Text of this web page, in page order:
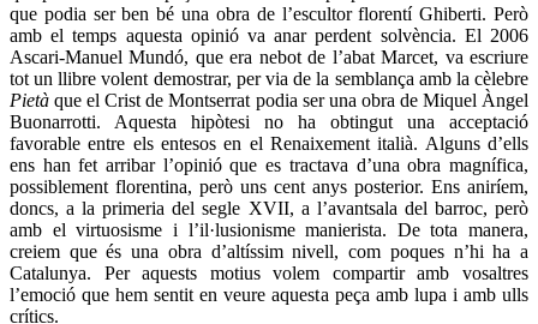
que podia ser ben bé una obra de l’escultor florentí Ghiberti. Però
amb el temps aquesta opinió va anar perdent solvència. El 2006
Ascari-Manuel Mundó, que era nebot de l’abat Marcet, va escriure
tot un llibre volent demostrar, per via de la semblança amb la cèlebre
Pietà que el Crist de Montserrat podia ser una obra de Miquel Àngel
Buonarrotti. Aquesta hipòtesi no ha obtingut una acceptació
favorable entre els entesos en el Renaixement italià. Alguns d’ells
ens han fet arribar l’opinió que es tractava d’una obra magnífica,
possiblement florentina, però uns cent anys posterior. Ens aniríem,
doncs, a la primeria del segle XVII, a l’avantsala del barroc, però
amb el virtuosisme i l’il·lusionisme manierista. De tota manera,
creiem que és una obra d’altíssim nivell, com poques n’hi ha a
Catalunya. Per aquests motius volem compartir amb vosaltres
l’emoció que hem sentit en veure aquesta peça amb lupa i amb ulls
crítics.